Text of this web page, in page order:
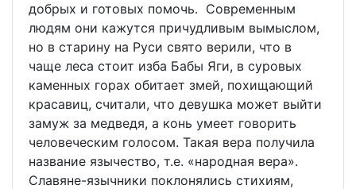
добрых и готовых помочь. Современным
людям они кажутся причудливым вымыслом,
но в старину на Руси свято верили, что в
чаще леса стоит изба Бабы Яги, в суровых
каменных горах обитает змей, похищающий
красавиц, считали, что девушка может выйти
замуж за медведя, а конь умеет говорить
человеческим голосом. Такая вера получила
название язычество, т.е. «народная вера».
Славяне-язычники поклонялись стихиям,